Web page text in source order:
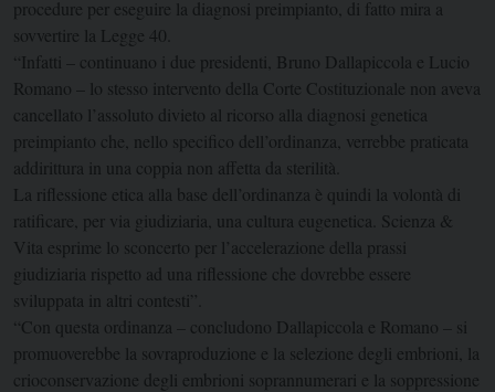
procedure per eseguire la diagnosi preimpianto, di fatto mira a
sovvertire la Legge 40.
“Infatti – continuano i due presidenti, Bruno Dallapiccola e Lucio
Romano – lo stesso intervento della Corte Costituzionale non aveva
cancellato l’assoluto divieto al ricorso alla diagnosi genetica
preimpianto che, nello specifico dell’ordinanza, verrebbe praticata
addirittura in una coppia non affetta da sterilità.
La riflessione etica alla base dell’ordinanza è quindi la volontà di
ratificare, per via giudiziaria, una cultura eugenetica. Scienza &
Vita esprime lo sconcerto per l’accelerazione della prassi
giudiziaria rispetto ad una riflessione che dovrebbe essere
sviluppata in altri contesti”.
“Con questa ordinanza – concludono Dallapiccola e Romano – si
promuoverebbe la sovraproduzione e la selezione degli embrioni, la
crioconservazione degli embrioni soprannumerari e la soppressione